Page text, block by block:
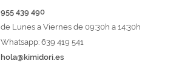
955 439 490
de Lunes a Viernes de 09:30h a 14:30h
Whatsapp: 639 419 541
hola@kimidori.es